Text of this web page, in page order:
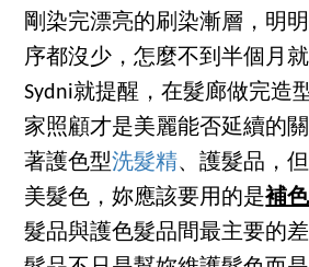
剛染完漂亮的刷染漸層，明
序都沒少，怎麼不到半個月
Sydni就提醒，在髮廊做完造
家照顧才是美麗能否延續的
著護色型洗髮精、護髮品，
美髮色，妳應該要用的是補
髮品與護色髮品間最主要的